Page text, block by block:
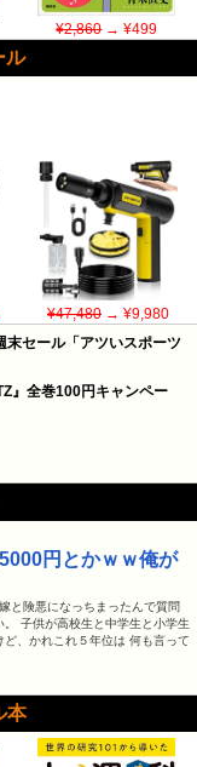
¥2,860→ ¥499
ル
¥47,480 → ¥9,980
セール「アツいスポーツ
』全巻100円キャンペー
円とかｗｗ俺が
と険悪になっちまったんで質問
子供が高校生と中学生と小学生
、かれこれ５年位は 何も言って
本